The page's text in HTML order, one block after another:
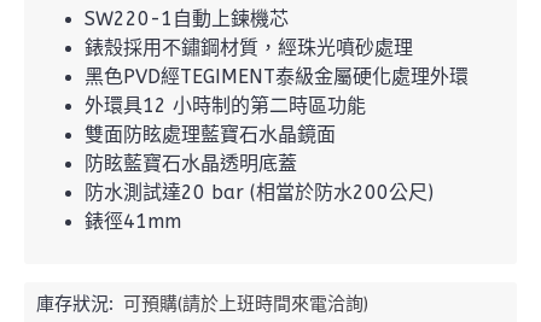
SW220-1自動上鍊機芯
錶殼採用不鏽鋼材質，經珠光噴砂處理
黑色PVD經TEGIMENT泰級金屬硬化處理外環
外環具12 小時制的第二時區功能
雙面防眩處理藍寶石水晶鏡面
防眩藍寶石水晶透明底蓋
防水測試達20 bar (相當於防水200公尺)
錶徑41mm
庫存狀況: 可預購(請於上班時間來電洽詢)